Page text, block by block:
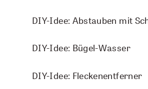
Zubehör und DIY
Themenwelten
DIY-Idee: Guten Morgen-
DIY-Idee: Entspannungs-
DIY-Idee: Frauenwohl-
DIY-Idee: Abstauben mit
DIY-Idee: Bügel-Wasser
DIY-Idee: Fleckenentferner
Energie
Frau sein
KIDS
Zutaten
200 ml neutrales Aromalife PURE-